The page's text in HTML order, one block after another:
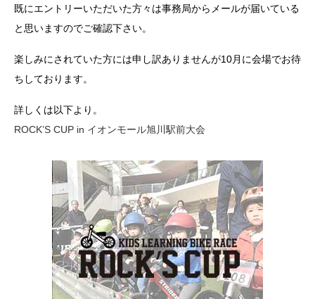
既にエントリーいただいた方々は事務局からメールが届いている
と思いますのでご確認下さい。
楽しみにされていた方には申し訳ありませんが10月に会場でお待
ちしております。
詳しくは以下より。
ROCK’S CUP in イオンモール旭川駅前大会